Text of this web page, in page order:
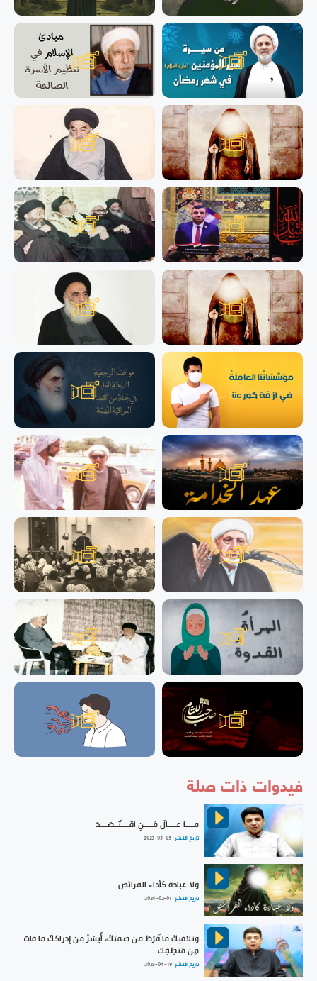
فيدوات ذات صلة
مــــا عــــالَ مَــــنِ اقــــتَــصَـــدَ
تاريخ النشر :2023-05-05
ولا عبادة كأداء الفرائض
تاريخ النشر :2024-02-01
وتلافيكَ ما فَرَطَ من صمتكَ، أَيسَرُ من إِدراككَ ما فاتَ
مِن مَنطِقِك
تاريخ النشر :2023-04-19